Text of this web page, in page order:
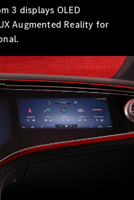
3 displays OLED
Augmented Reality for